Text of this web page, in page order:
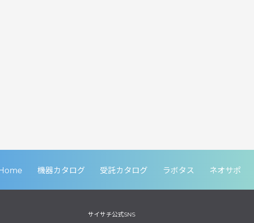
機器カタログ 受託カタログ ラボタス ネオサポ
サイサチ公式SNS